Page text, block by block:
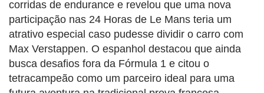
corridas de endurance e revelou que uma nova
participação nas 24 Horas de Le Mans teria um
atrativo especial caso pudesse dividir o carro com
Max Verstappen. O espanhol destacou que ainda
busca desafios fora da Fórmula 1 e citou o
tetracampeão como um parceiro ideal para uma